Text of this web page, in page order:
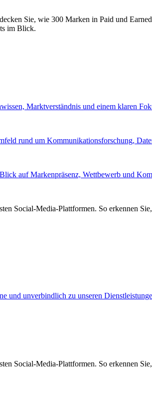
Sie, wie 300 Marken in Paid und
im Blick.
Marktverständnis und einem klaren
rund um Kommunikationsforschung,
auf Markenpräsenz, Wettbewerb und
Social-Media-Plattformen. So erkennen
und unverbindlich zu unseren
Social-Media-Plattformen. So erkennen